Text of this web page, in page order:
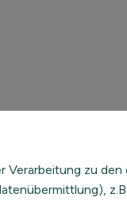
Verarbeitung zu